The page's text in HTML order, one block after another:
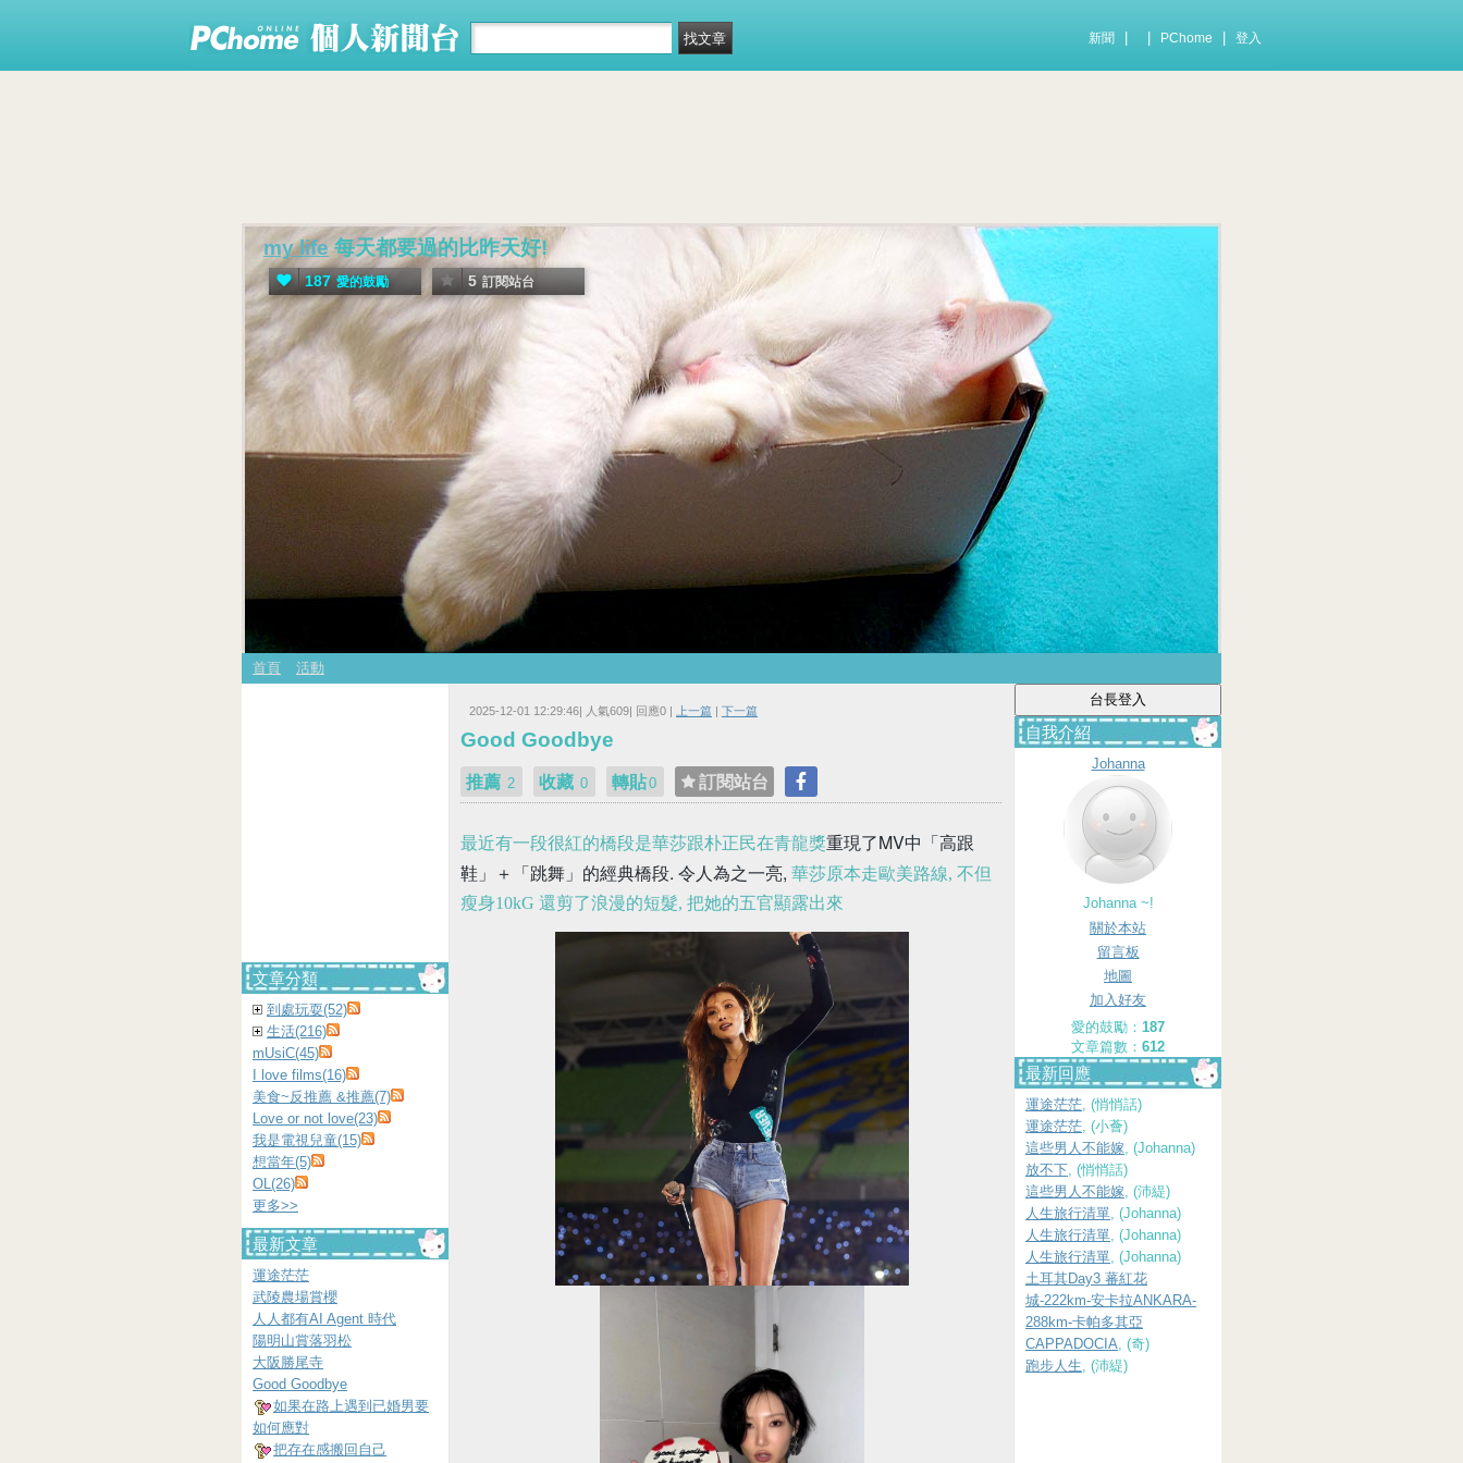
新聞 PChome 登入
my life 每天都要過的比昨天好!
187 愛的鼓勵 5 訂閱站台
首頁 活動
2025-12-01 12:29:46| 人氣609| 回應0 | 上一篇 | 下一篇
Good Goodbye
推薦 2 收藏 0 轉貼0 訂閱站台
最近有一段很紅的橋段是華莎跟朴正民在青龍獎重現了MV中「高跟
鞋」＋「跳舞」的經典橋段. 令人為之一亮, 華莎原本走歐美路線, 不但
瘦身10kG 還剪了浪漫的短髮, 把她的五官顯露出來
自我介紹
Johanna
Johanna ~!
關於本站
留言板
地圖
加入好友
愛的鼓勵： 187
文章篇數： 612
最新回應
運途茫茫, (悄悄話)
運途茫茫, (小薈)
這些男人不能嫁, (Johanna)
放不下, (悄悄話)
這些男人不能嫁, (沛緹)
人生旅行清單, (Johanna)
人生旅行清單, (Johanna)
人生旅行清單, (Johanna)
土耳其Day3 蕃紅花
城-222km-安卡拉ANKARA-
288km-卡帕多其亞
CAPPADOCIA, (奇)
跑步人生, (沛緹)
文章分類
到處玩耍(52)
生活(216)
mUsiC(45)
I love films(16)
美食~反推薦 &推薦(7)
Love or not love(23)
我是電視兒童(15)
想當年(5)
OL(26)
更多>>
最新文章
運途茫茫
武陵農場賞櫻
人人都有AI Agent 時代
陽明山賞落羽松
大阪勝尾寺
Good Goodbye
如果在路上遇到已婚男要
如何應對
把存在感搬回自己